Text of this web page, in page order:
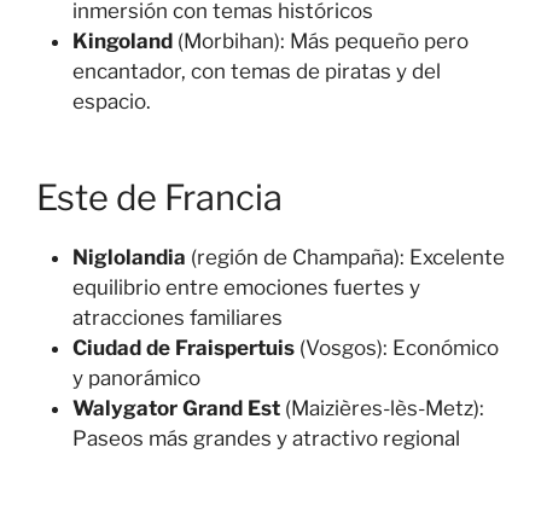
inmersión con temas históricos
Kingoland (Morbihan): Más pequeño pero
encantador, con temas de piratas y del
espacio.
Este de Francia
Niglolandia (región de Champaña): Excelente
equilibrio entre emociones fuertes y
atracciones familiares
Ciudad de Fraispertuis (Vosgos): Económico
y panorámico
Walygator Grand Est (Maizières-lès-Metz):
Paseos más grandes y atractivo regional